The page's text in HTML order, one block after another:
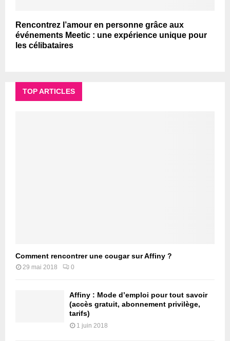
Rencontrez l’amour en personne grâce aux
événements Meetic : une expérience unique pour
les célibataires
TOP ARTICLES
Comment rencontrer une cougar sur Affiny ?
29 mai 2018 0
Affiny : Mode d’emploi pour tout savoir
(accès gratuit, abonnement privilège,
tarifs)
1 juin 2018